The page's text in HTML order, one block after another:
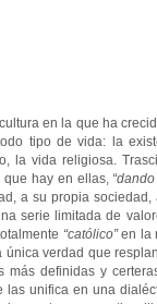
en la que ha
tipo de vida: la
la vida religiosa.
que hay en ellas,
a su propia sociedad,
serie limitada de
“católico”en la
verdad que
más definidas y
las unifica en una